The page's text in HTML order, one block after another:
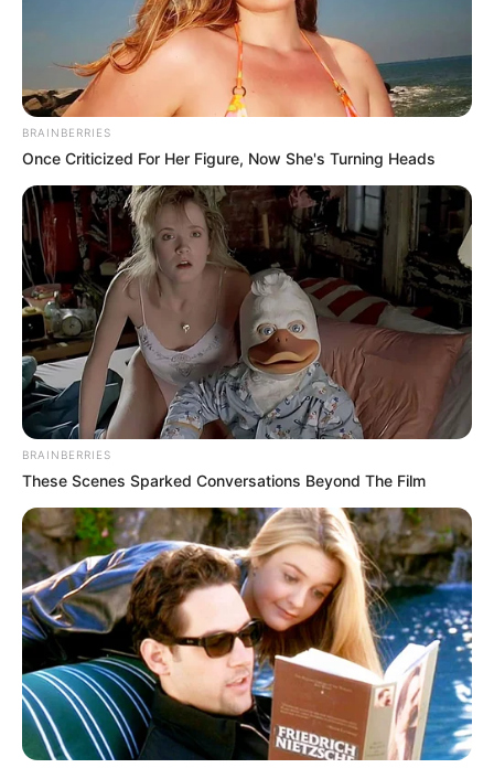
A hatóság vizsgálja az eset körülményeit, valamint
a felelősség kérdését.
BRAINBERRIES
Once Criticized For Her Figure, Now She's Turning Heads
BRAINBERRIES
These Scenes Sparked Conversations Beyond The Film